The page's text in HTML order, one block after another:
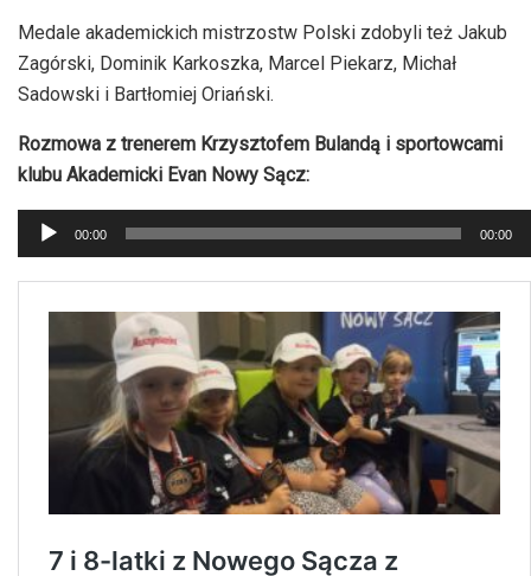
Medale akademickich mistrzostw Polski zdobyli też Jakub
Zagórski, Dominik Karkoszka, Marcel Piekarz, Michał
Sadowski i Bartłomiej Oriański.
Rozmowa z trenerem Krzysztofem Bulandą i sportowcami
klubu Akademicki Evan Nowy Sącz:
Odtwarzacz
plików
dźwiękowych
00:00 00:00